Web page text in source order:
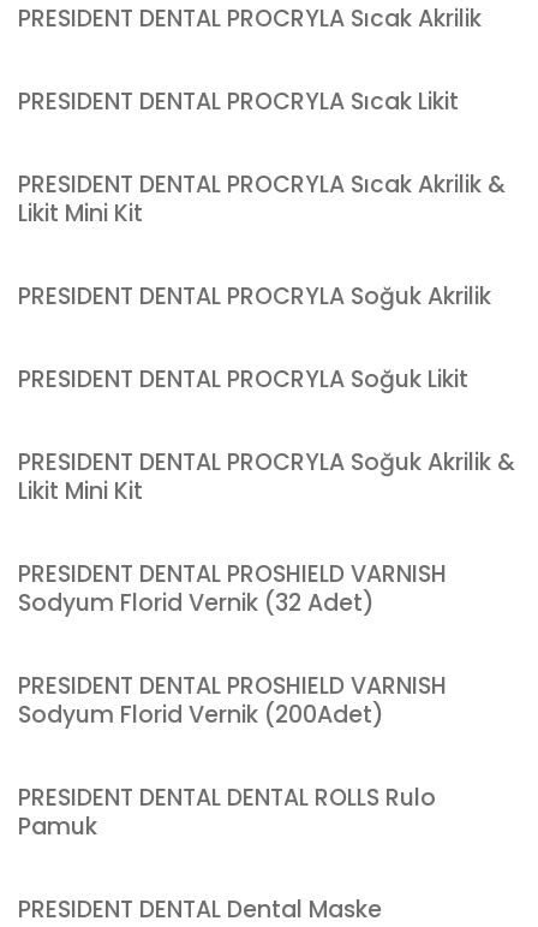
PRESIDENT DENTAL PROCRYLA Sıcak Akrilik
PRESIDENT DENTAL PROCRYLA Sıcak Likit
PRESIDENT DENTAL PROCRYLA Sıcak Akrilik &
Likit Mini Kit
PRESIDENT DENTAL PROCRYLA Soğuk Akrilik
PRESIDENT DENTAL PROCRYLA Soğuk Likit
PRESIDENT DENTAL PROCRYLA Soğuk Akrilik &
Likit Mini Kit
PRESIDENT DENTAL PROSHIELD VARNISH
Sodyum Florid Vernik (32 Adet)
PRESIDENT DENTAL PROSHIELD VARNISH
Sodyum Florid Vernik (200Adet)
PRESIDENT DENTAL DENTAL ROLLS Rulo
Pamuk
PRESIDENT DENTAL Dental Maske